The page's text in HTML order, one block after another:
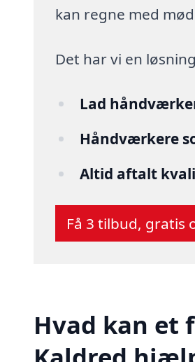
kan regne med
Det har vi en
Lad
Håndværkere
Altid aftalt
Få 3 tilbud, gratis
Hvad kan et